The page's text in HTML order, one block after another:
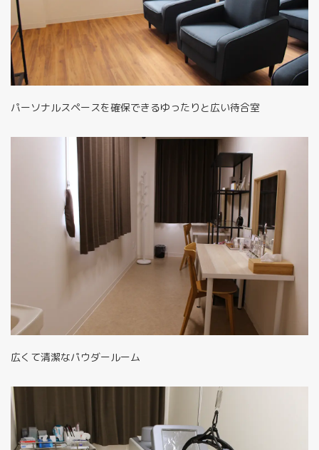
パーソナルスペースを確保できるゆったりと広い待合室
広くて清潔なパウダールーム